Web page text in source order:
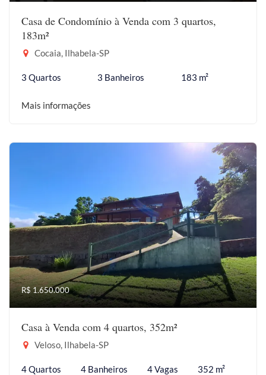
Casa de Condomínio à Venda com 3 quartos,
183m²
Cocaia, Ilhabela-SP
3 Quartos 3 Banheiros 183 m²
Mais informações
R$ 1.650.000
Casa à Venda com 4 quartos, 352m²
Veloso, Ilhabela-SP
4 Quartos 4 Banheiros 4 Vagas 352 m²